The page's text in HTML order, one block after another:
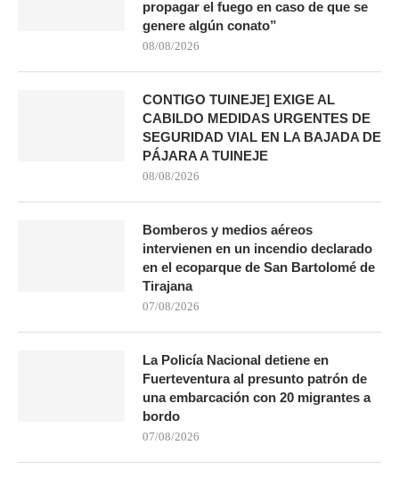
propagar el fuego en caso de que se
genere algún conato”
08/08/2026
CONTIGO TUINEJE] EXIGE AL
CABILDO MEDIDAS URGENTES DE
SEGURIDAD VIAL EN LA BAJADA DE
PÁJARA A TUINEJE
08/08/2026
Bomberos y medios aéreos
intervienen en un incendio declarado
en el ecoparque de San Bartolomé de
Tirajana
07/08/2026
La Policía Nacional detiene en
Fuerteventura al presunto patrón de
una embarcación con 20 migrantes a
bordo
07/08/2026